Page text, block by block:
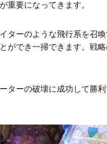
重要になってきます。
ターのような飛行系を召
ができ一掃できます。戦
ターの破壊に成功して勝